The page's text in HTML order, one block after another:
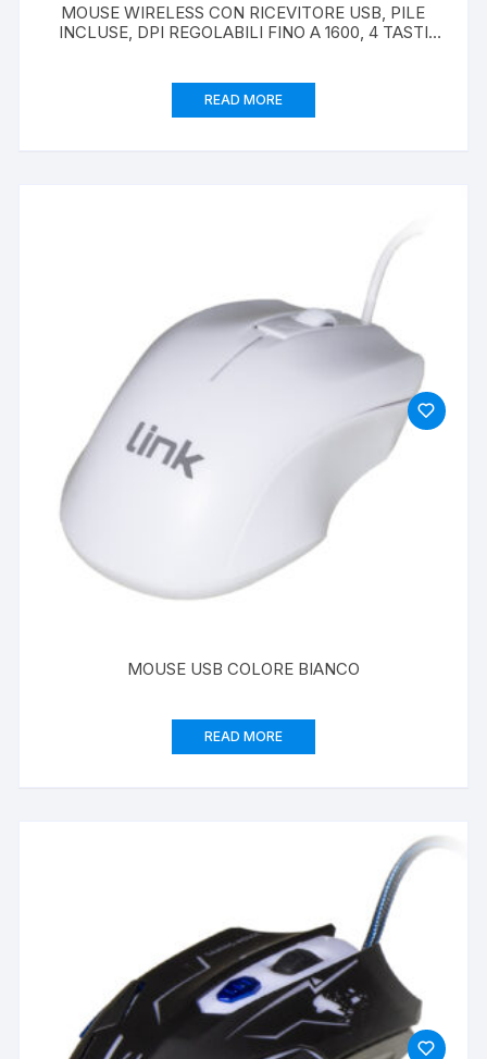
MOUSE WIRELESS CON RICEVITORE USB, PILE
INCLUSE, DPI REGOLABILI FINO A 1600, 4 TASTI
READ MORE
MOUSE USB COLORE BIANCO
READ MORE